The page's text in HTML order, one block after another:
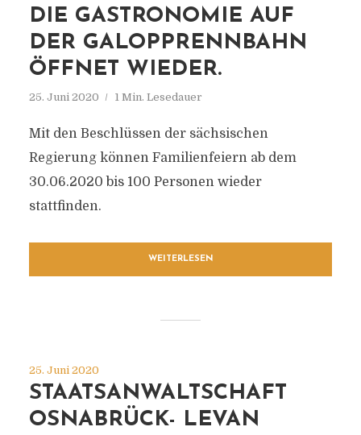
DIE GASTRONOMIE AUF
DER GALOPPRENNBAHN
ÖFFNET WIEDER.
25. Juni 2020 1 Min. Lesedauer
Mit den Beschlüssen der sächsischen
Regierung können Familienfeiern ab dem
30.06.2020 bis 100 Personen wieder
stattfinden.
WEITERLESEN
25. Juni 2020
STAATSANWALTSCHAFT
OSNABRÜCK- LEVAN